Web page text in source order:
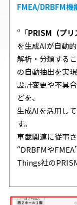
FMEA/DRBFM機
“「PRISM（プリ
を生成AIが自動
解析・分類する
の自動抽出を実現
設計変更や不具
どを、
生成AIを活用し
す。
車載関連に従事
“DRBFMやFMEA”
Things社の